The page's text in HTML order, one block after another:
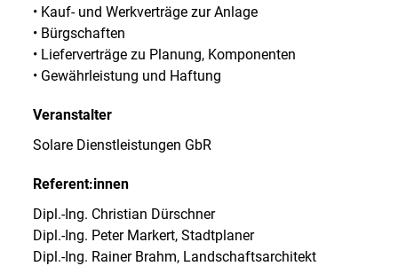
• Kauf- und Werkverträge zur Anlage
• Bürgschaften
• Lieferverträge zu Planung, Komponenten
• Gewährleistung und Haftung
Veranstalter
Solare Dienstleistungen GbR
Referent:innen
Dipl.-Ing. Christian Dürschner
Dipl.-Ing. Peter Markert, Stadtplaner
Dipl.-Ing. Rainer Brahm, Landschaftsarchitekt